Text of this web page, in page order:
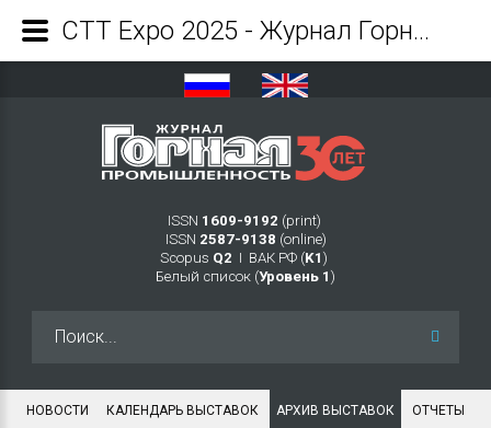
ISSN 1609-9192 (print)
ISSN 2587-9138 (online)
Scopus Q2 Ι ВАК РФ (K1 )
Белый список (Уровень 1 )
НОВОСТИ КАЛЕНДАРЬ ВЫСТАВОК АРХИВ ВЫСТАВОК ОТЧЕТЫ
СТТ Expo 2025 - Журнал Горная промышленность